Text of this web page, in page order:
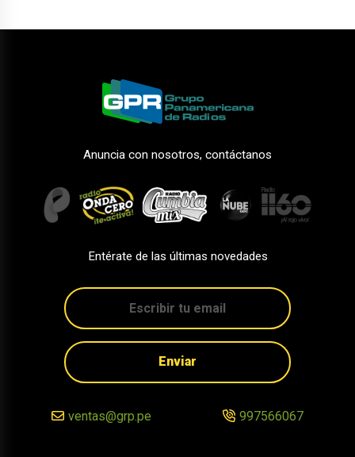
Anuncia con nosotros, contáctanos
Entérate de las últimas novedades
Enviar
ventas@grp.pe 997566067